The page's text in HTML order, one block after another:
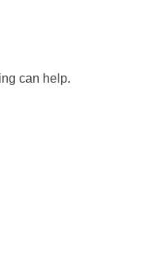
can help.